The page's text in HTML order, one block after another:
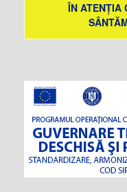
ÎN ATENȚIA